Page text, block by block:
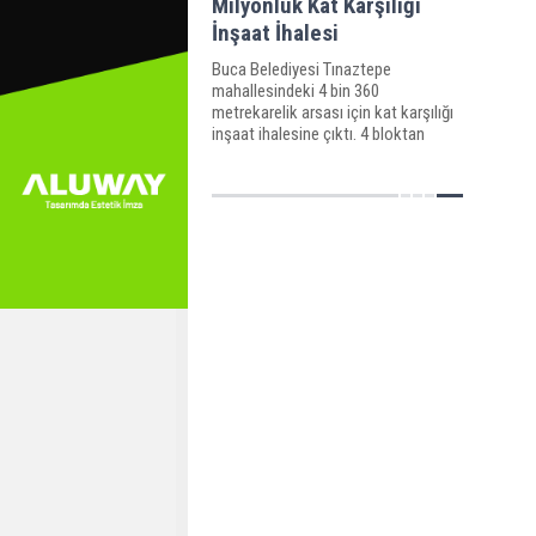
Milyonluk Kat Karşılığı
İnşaat İhalesi
Buca Belediyesi Tınaztepe
mahallesindeki 4 bin 360
metrekarelik arsası için kat karşılığı
inşaat ihalesine çıktı. 4 bloktan